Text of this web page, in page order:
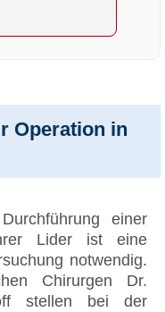
Operation in
einer
Lider ist eine
notwendig.
Chirurgen Dr.
stellen bei der